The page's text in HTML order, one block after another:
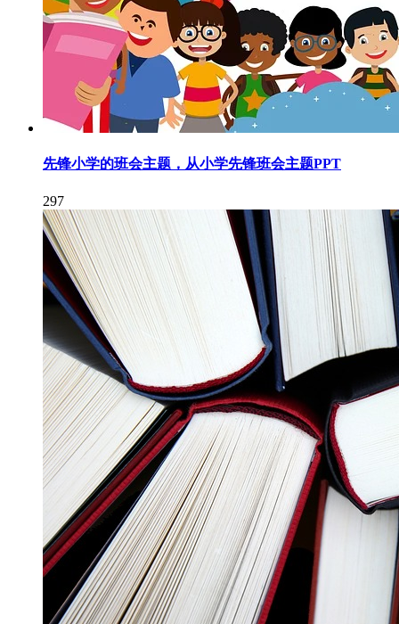
先锋小学的班会主题，从小学先锋班会主题PPT
297